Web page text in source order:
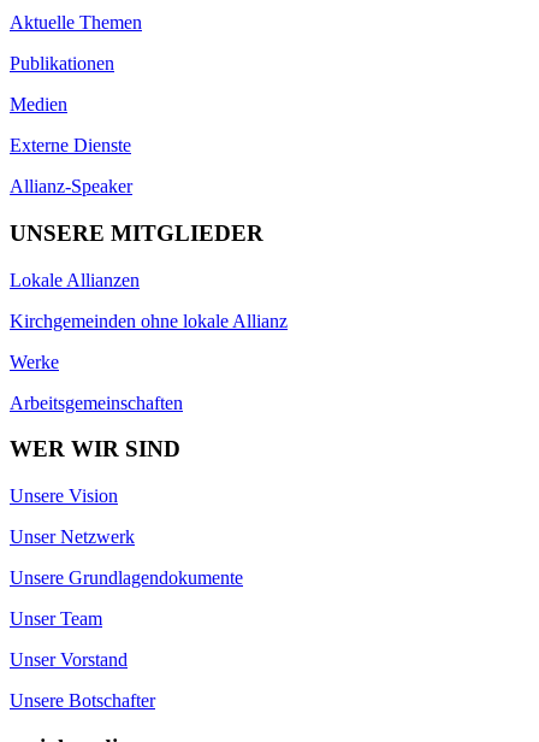
Aktuelle Themen
Publikationen
Medien
Externe Dienste
Allianz-Speaker
UNSERE MITGLIEDER
Lokale Allianzen
Kirchgemeinden ohne lokale Allianz
Werke
Arbeitsgemeinschaften
WER WIR SIND
Unsere Vision
Unser Netzwerk
Unsere Grundlagendokumente
Unser Team
Unser Vorstand
Unsere Botschafter